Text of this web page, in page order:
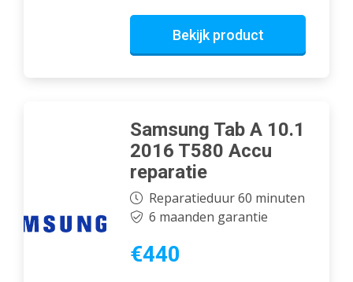
Bekijk product
Samsung Tab A 10.1
2016 T580 Accu
reparatie
Reparatieduur 60 minuten
6 maanden garantie
€440